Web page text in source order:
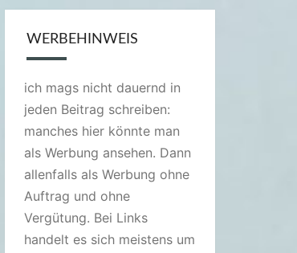
WERBEHINWEIS
ich mags nicht dauernd in
jeden Beitrag schreiben:
manches hier könnte man
als Werbung ansehen. Dann
allenfalls als Werbung ohne
Auftrag und ohne
Vergütung. Bei Links
handelt es sich meistens um